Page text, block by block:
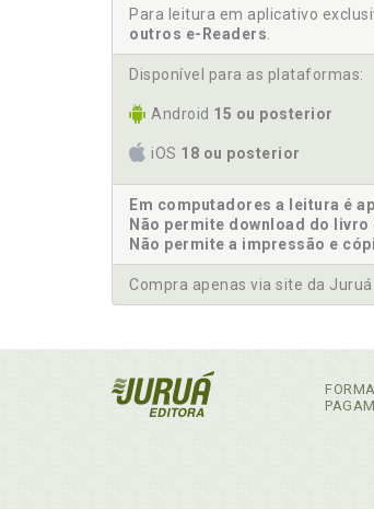
Para leitura em aplicativo
outros e-Readers
Disponível para as plataformas:
Android 15 ou posterior
iOS 18 ou posterior
Em computadores a leitura é
Não permite download do livro
Não permite a impressão e
Compra apenas via site da Juruá